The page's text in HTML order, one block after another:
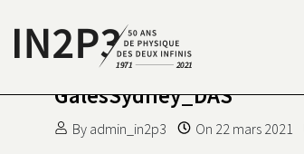
Skip to content
50 ANS DE PHYSIQUE
DEUX INFINISGalèsSydney_DAS
By admin_in2p3 On 22 mars 2021